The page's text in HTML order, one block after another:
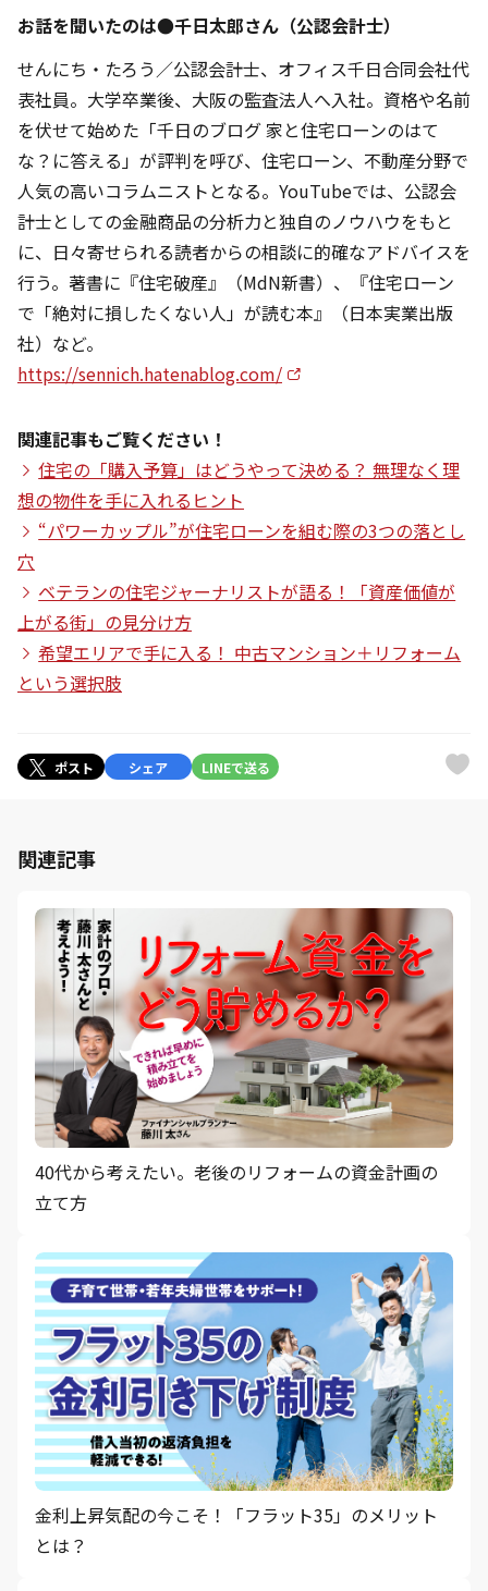
お話を聞いたのは●千日太郎さん（公認会計士）
せんにち・たろう／公認会計士、オフィス千日合同会社代
表社員。大学卒業後、大阪の監査法人へ入社。資格や名前
を伏せて始めた「千日のブログ 家と住宅ローンのはて
な？に答える」が評判を呼び、住宅ローン、不動産分野で
人気の高いコラムニストとなる。YouTubeでは、公認会
計士としての金融商品の分析力と独自のノウハウをもと
に、日々寄せられる読者からの相談に的確なアドバイスを
行う。著書に『住宅破産』（MdN新書）、『住宅ローン
で「絶対に損したくない人」が読む本』（日本実業出版
社）など。
https://sennich.hatenablog.com/
関連記事もご覧ください！
住宅の「購入予算」はどうやって決める？ 無理なく理
想の物件を手に入れるヒント
“パワーカップル”が住宅ローンを組む際の3つの落とし
穴
ベテランの住宅ジャーナリストが語る！「資産価値が
上がる街」の見分け方
希望エリアで手に入る！ 中古マンション＋リフォーム
という選択肢
ポスト シェア LINEで送る
関連記事
40代から考えたい。老後のリフォームの資金計画の
立て方
金利上昇気配の今こそ！「フラット35」のメリット
とは？